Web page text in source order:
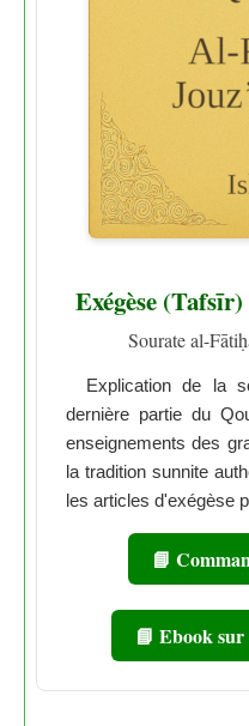
Exégèse
Sourate al-
Explication de la
dernière partie du
enseignements des
la tradition sunnite
les articles d'exégèse
📘
📘 Ebook